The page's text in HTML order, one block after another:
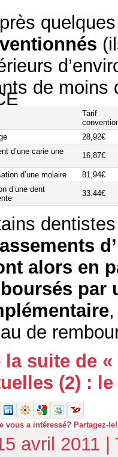
de moins
Tarif
28,92€
d’une carie une
16,87€
d’une molaire
81,94€
d’une dent
33,44€
alors en
par
de
la suite de
(2) :
vous a intéressé? Partagez-le!
avril 2011